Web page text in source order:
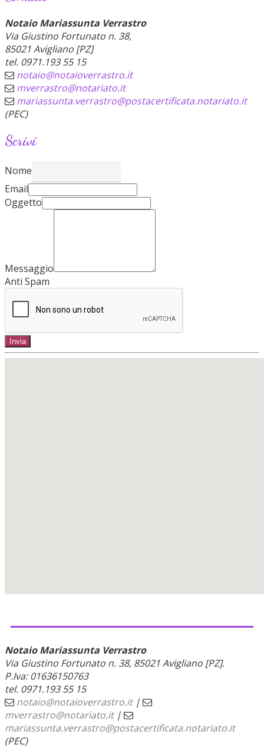
Notaio Mariassunta Verrastro
Via Giustino Fortunato n. 38,
85021 Avigliano [PZ]
tel. 0971.193 55 15
notaio@notaioverrastro.it
mverrastro@notariato.it
mariassunta.verrastro@postacertificata.notariato.it
(PEC)
Scrivi
Nome
Email
Oggetto
Messaggio
Anti Spam
Notaio Mariassunta Verrastro
Via Giustino Fortunato n. 38, 85021 Avigliano [PZ].
P.Iva: 01636150763
tel. 0971.193 55 15
notaio@notaioverrastro.it|
mverrastro@notariato.it|
mariassunta.verrastro@postacertificata.notariato.it
(PEC)